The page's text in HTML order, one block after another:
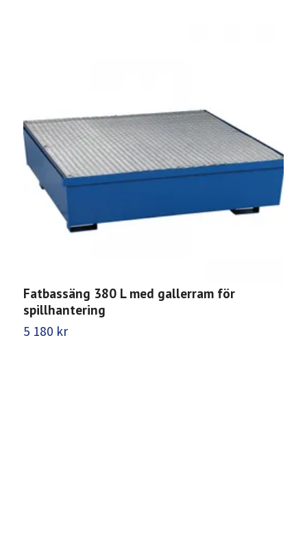
Fatbassäng 380 L med gallerram för
spillhantering
5 180 kr